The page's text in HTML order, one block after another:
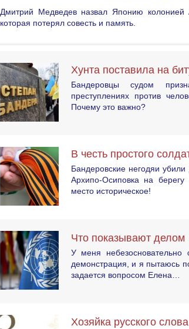
Дмитрий Медведев назвал Японию
которая потерял совесть и память.
Хунта поставила на
Бандеровцы судом
преступлениях против
Почему это важно?
В честь простого
Бандеровские негодяи
Архипо-Осиповка на
место историческое!
Что показывают
У меня
демонстрация, и я пытаюсь
задается вопросом Елена…
Хозяйка русского слова